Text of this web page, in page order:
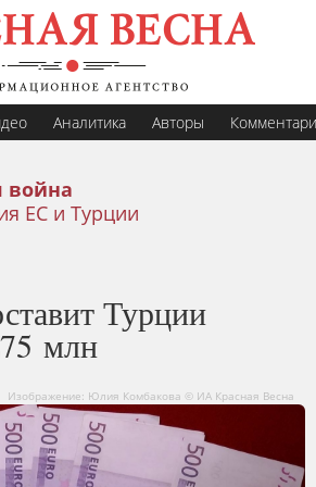
Аналитика Авторы
война
ЕС и Турции
Турции
млн
Изображение: Юлия Комбакова © ИА Красная Весна